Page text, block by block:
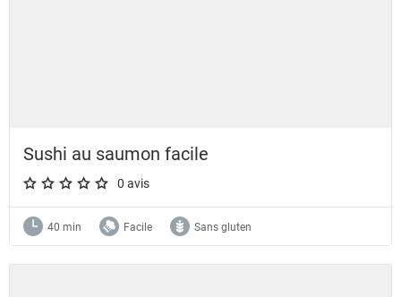
Sushi au saumon facile
A star rating of 0 out of 5.
0 avis
40 min Facile Sans gluten